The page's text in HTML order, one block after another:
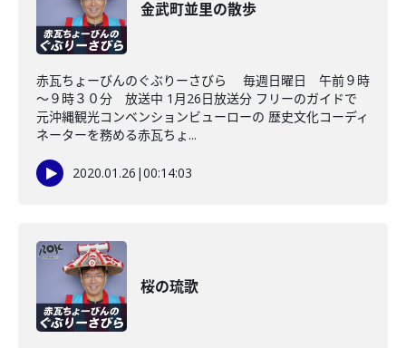
金武町並里の散歩
赤瓦ちょーびんのぐぶりーさびら 毎週日曜日 午前９時
～９時３０分 放送中 1月26日放送分 フリーのガイドで
元沖縄観光コンベンションビューローの 歴史文化コーディ
ネーターを務める赤瓦ちょ...
2020.01.26 |00:14:03
桜の琉歌